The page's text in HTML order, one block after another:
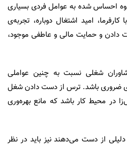
احساس شده به عوامل فردی بسیاری
کارفرما، امید اشتغال دوباره، تجربه‌ی
دادن و حمایت مالی و عاطفی موجود،
شغلی نسبت به چنین عواملی
ضروری باشد. ترس از دست دادن شغل
در محیط کار باشد که مانع بهره‌وری
از دست می‌دهند نیز باید در نظر